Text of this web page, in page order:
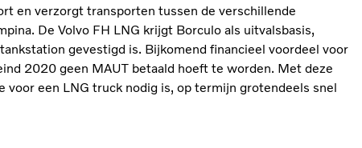
en verzorgt transporten tussen de verschillende
De Volvo FH LNG krijgt Borculo als uitvalsbasis,
gevestigd is. Bijkomend financieel voordeel voor
2020 geen MAUT betaald hoeft te worden. Met deze
voor een LNG truck nodig is, op termijn grotendeels snel